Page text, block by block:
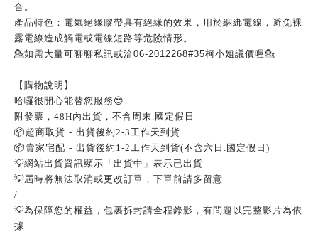
合。
產品特色：電氣絕緣膠帶具有絕緣的效果，用於綑綁電線，避免裸
露電線造成觸電或電線短路等危險情形。
💁如需大量可聊聊私訊或洽06-2012268#35柯小姐議價喔💁
【購物說明】
哈囉很開心能替您服務😍
附發票， 48H內出貨，不含周末. 國定假日
📦 超商取貨 - 出貨後約2-3工作天到貨
📦賣家宅配 - 出貨後約 1-2工作天到貨(不含六日 . 國定假日 )
💡網站出貨資訊顯示「出貨中」表示已出貨
💡屆時將無法取消或更改訂單，下單前請多留意
/
💡為保障您的權益，包裹拆封請全程錄影，有問題以完整影片為依
據